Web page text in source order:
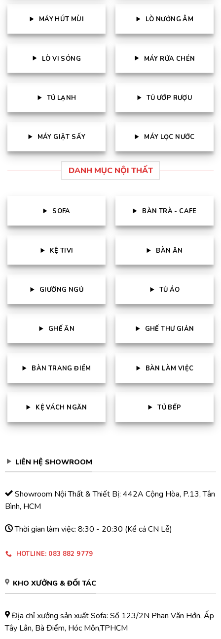
MÁY HÚT MÙI LÒ NƯỚNG ÂM
LÒ VI SÓNG MÁY RỬA CHÉN
TỦ LẠNH TỦ ƯỚP RƯỢU
MÁY GIẶT SẤY MÁY LỌC NƯỚC
DANH MỤC NỘI THẤT
SOFA BÀN TRÀ - CAFE
KỆ TIVI BÀN ĂN
GIƯỜNG NGỦ TỦ ÁO
GHẾ ĂN GHẾ THƯ GIẢN
BÀN TRANG ĐIỂM BÀN LÀM VIỆC
KỆ VÁCH NGĂN TỦ BẾP
LIÊN HỆ SHOWROOM
Showroom Nội Thất & Thiết Bị: 442A Cộng Hòa, P.13, Tân
Bình, HCM
Thời gian làm việc: 8:30 - 20:30 (Kể cả CN Lễ)
HOTLINE: 083 882 9779
KHO XƯỞNG & ĐỐI TÁC
Địa chỉ xưởng sản xuất Sofa: Số 123/2N Phan Văn Hớn, Ấp
Tây Lân, Bà Điểm, Hóc Môn,TPHCM